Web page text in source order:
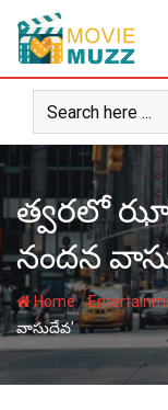
content
త్వరలో
నందన
Home-
వాసుదేవ’